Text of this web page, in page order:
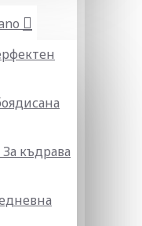
къдрава